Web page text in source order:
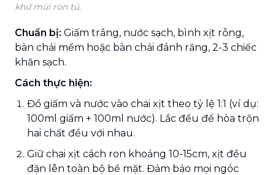
khử mùi ron tủ.
Chuẩn bị: Giấm trắng, nước sạch, bình xịt rỗng,
bàn chải mềm hoặc bàn chải đánh răng, 2-3 chiếc
khăn sạch.
Cách thực hiện:
Đổ giấm và nước vào chai xịt theo tỷ lệ 1:1 (ví dụ:
100ml giấm + 100ml nước). Lắc đều để hòa trộn
hai chất đều với nhau.
Giữ chai xịt cách ron khoảng 10-15cm, xịt đều
đặn lên toàn bộ bề mặt. Đảm bảo mọi ngóc